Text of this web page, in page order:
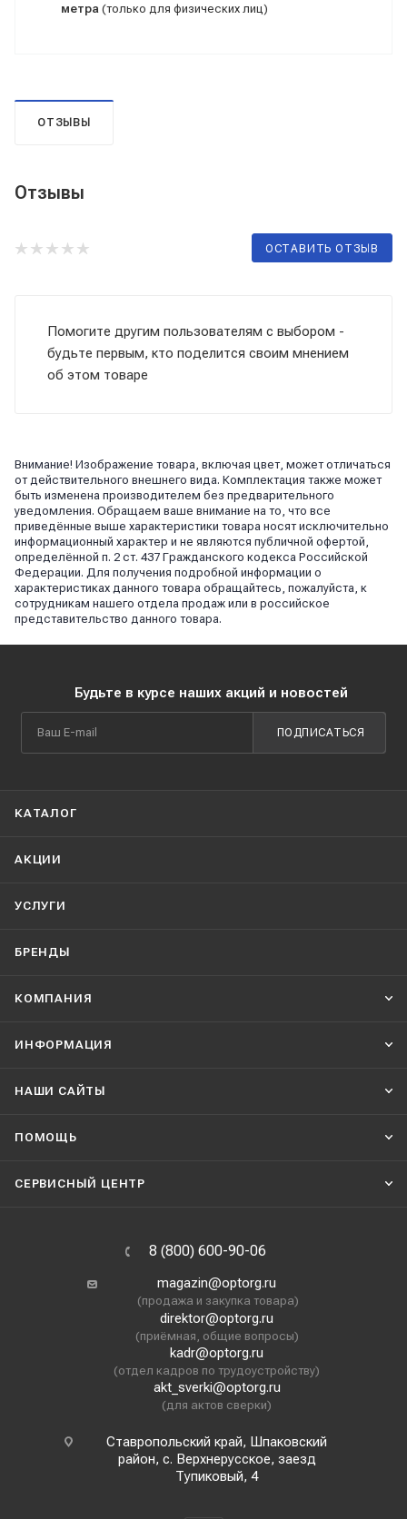
метра (только для физических лиц)
ОТЗЫВЫ
Отзывы
ОСТАВИТЬ ОТЗЫВ
Помогите другим пользователям с выбором -
будьте первым, кто поделится своим мнением
об этом товаре
Внимание! Изображение товара, включая цвет, может отличаться
от действительного внешнего вида. Комплектация также может
быть изменена производителем без предварительного
уведомления. Обращаем ваше внимание на то, что все
приведённые выше характеристики товара носят исключительно
информационный характер и не являются публичной офертой,
определённой п. 2 ст. 437 Гражданского кодекса Российской
Федерации. Для получения подробной информации о
характеристиках данного товара обращайтесь, пожалуйста, к
сотрудникам нашего отдела продаж или в российское
представительство данного товара.
Будьте в курсе наших акций и новостей
ПОДПИСАТЬСЯ
КАТАЛОГ
АКЦИИ
УСЛУГИ
БРЕНДЫ
КОМПАНИЯ
ИНФОРМАЦИЯ
НАШИ CАЙТЫ
ПОМОЩЬ
СЕРВИСНЫЙ ЦЕНТР
8 (800) 600-90-06
magazin@optorg.ru
(продажа и закупка товара)
direktor@optorg.ru
(приёмная, общие вопросы)
kadr@optorg.ru
(отдел кадров по трудоустройству)
akt_sverki@optorg.ru
(для актов сверки)
Ставропольский край, Шпаковский
район, с. Верхнерусское, заезд
Тупиковый, 4